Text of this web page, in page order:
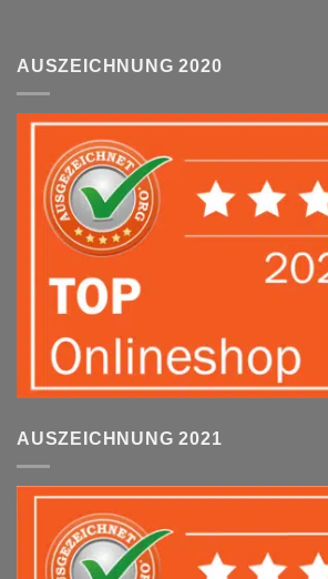
AUSZEICHNUNG 2020
AUSZEICHNUNG 2021